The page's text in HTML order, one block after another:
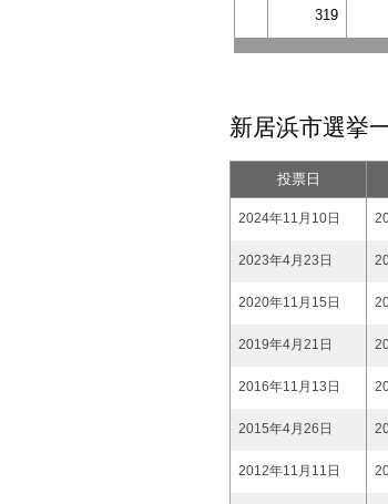
319
新居浜市選挙
投票日
2024年11月10日
2023年4月23日
2020年11月15日
2019年4月21日
2016年11月13日
2015年4月26日
2012年11月11日